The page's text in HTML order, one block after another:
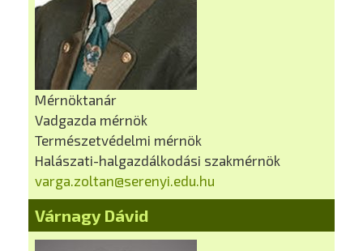
Mérnöktanár
Vadgazda mérnök
Természetvédelmi mérnök
Halászati-halgazdálkodási szakmérnök
varga.zoltan@serenyi.edu.hu
Várnagy Dávid